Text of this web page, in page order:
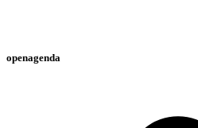
openagenda